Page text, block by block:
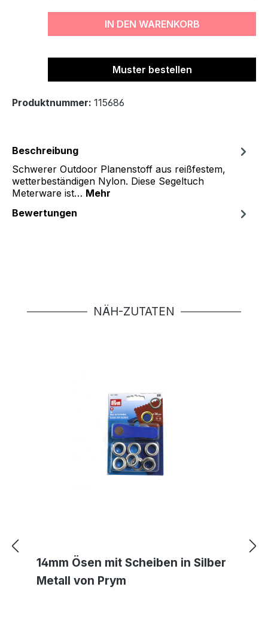
IN DEN WARENKORB
Muster bestellen
Produktnummer: 115686
Beschreibung
Schwerer Outdoor Planenstoff aus reißfestem,
wetterbeständigen Nylon. Diese Segeltuch
Meterware ist… Mehr
Bewertungen
Produktgalerie überspringen
NÄH-ZUTATEN
14mm Ösen mit Scheiben in Silber
Metall von Prym